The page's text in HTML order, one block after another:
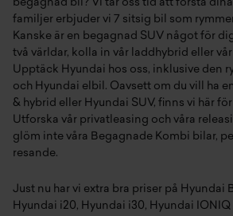
begagnad bil? Vi tar oss tid att förstå
familjer erbjuder vi 7 sitsig bil som
Kanske är en begagnad SUV något för
två världar, kolla in vår laddhybrid eller
Upptäck Hyundai hos oss, inklusive den
och Hyundai elbil. Oavsett om du vill ha en
& hybrid eller Hyundai SUV, finns vi här
Utforska vår privatleasing och våra
glöm inte våra Begagnade Kombi bilar,
resande.
Just nu har vi extra bra priser på Hyundai
Hyundai i20, Hyundai i30, Hyundai IONIQ